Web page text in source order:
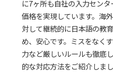
に7ヶ所も自社の入力セン
価格を実現しています。海
対して継続的に日本語の教
め、安心です。ミスをなく
力など厳しいルールも徹底
的な対応方法をご紹介しまし